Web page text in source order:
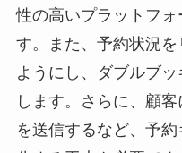
性の高いプラットフ
す。また、予約状況
ようにし、ダブルブ
します。さらに、顧
を送信するなど、予